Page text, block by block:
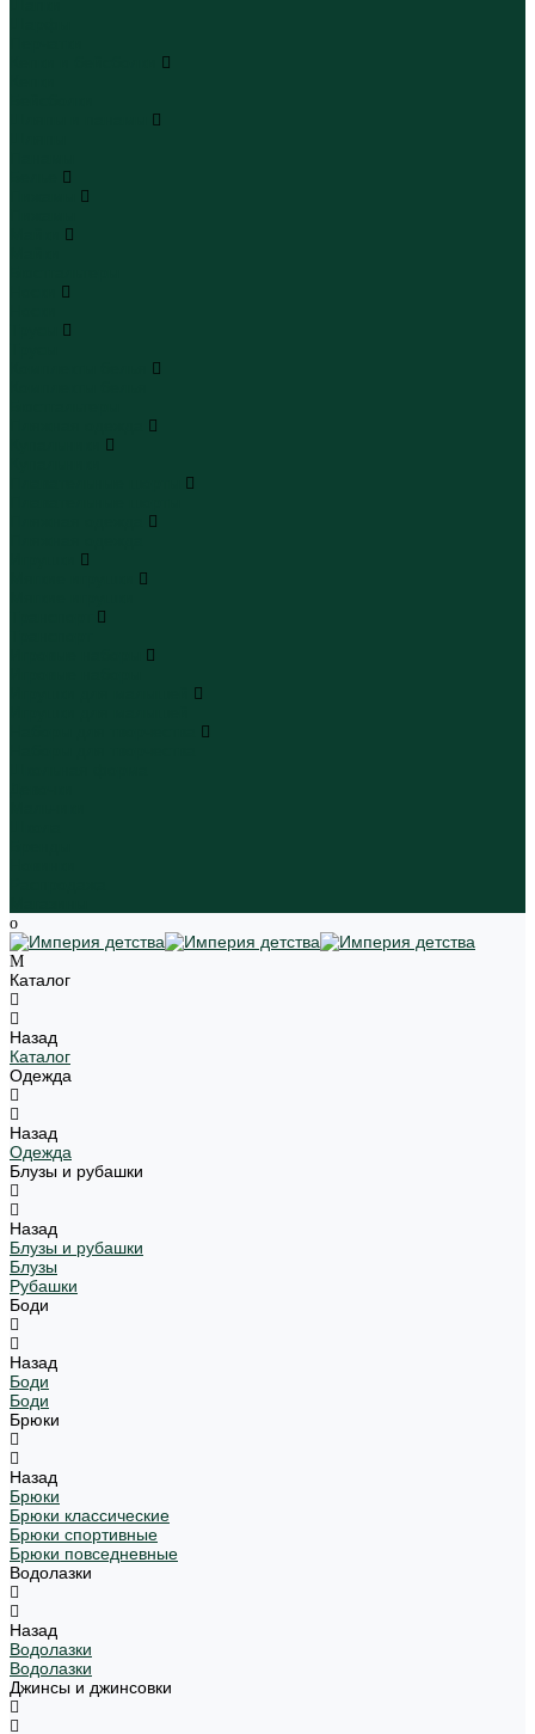
Каталог
Назад
Каталог
Одежда
Назад
Одежда
Блузы и рубашки
Назад
Блузы и рубашки
Блузы
Рубашки
Боди
Назад
Боди
Боди
Брюки
Назад
Брюки
Брюки классические
Брюки спортивные
Брюки повседневные
Водолазки
Назад
Водолазки
Водолазки
Джинсы и джинсовки